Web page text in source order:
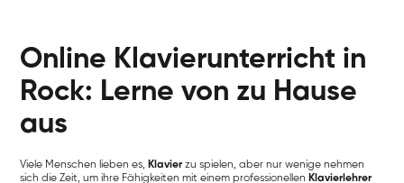
Online Klavierunterricht in
Rock: Lerne von zu Hause
aus
Viele Menschen lieben es, Klavier zu spielen, aber nur wenige nehmen
sich die Zeit, um ihre Fähigkeiten mit einem professionellen Klavierlehrer